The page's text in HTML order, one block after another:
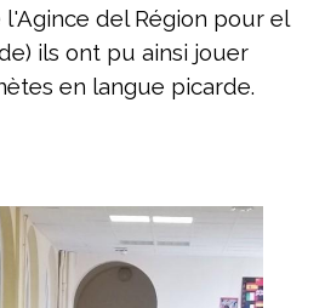
l'Agince del Région pour el
ils ont pu ainsi jouer
en langue picarde.